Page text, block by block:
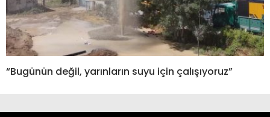
“Bugünün değil, yarınların suyu için çalışıyoruz”